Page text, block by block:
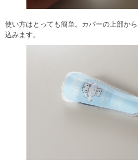
使い方はとっても簡単。カバーの上部か
込みます。